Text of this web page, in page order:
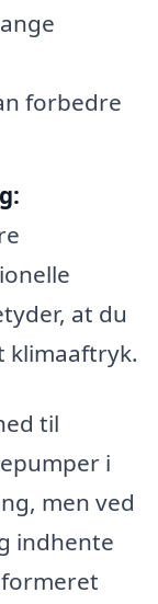
forbedre
at du
klimaaftryk.
til
i
men ved
indhente